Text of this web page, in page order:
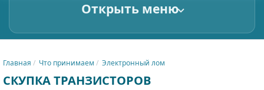
Открыть меню
Главная Что принимаем Электронный лом
СКУПКА ТРАНЗИСТОРОВ